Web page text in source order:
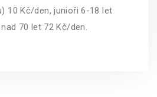
10 Kč/den, junioři 6-18 let
70 let 72 Kč/den.